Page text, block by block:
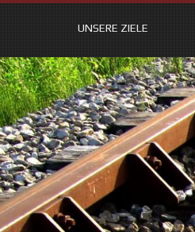
UNSERE ZIELE
Skip
to
content